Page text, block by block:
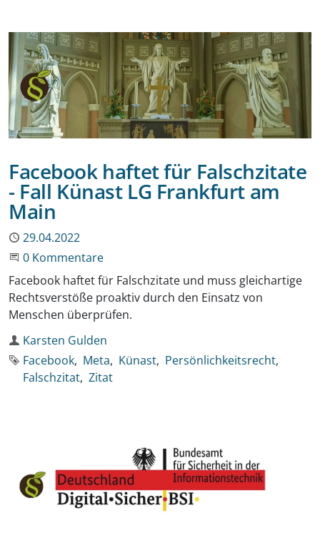
Facebook haftet für Falschzitate
- Fall Künast LG Frankfurt am
Main
Publiziert
29.04.2022
Beginne eine Unterhaltung
0 Kommentare
Facebook haftet für Falschzitate und muss gleichartige
Rechtsverstöße proaktiv durch den Einsatz von
Menschen überprüfen.
Autor
Karsten Gulden
Schlagworte
Facebook Meta Künast Persönlichkeitsrecht
Falschzitat Zitat